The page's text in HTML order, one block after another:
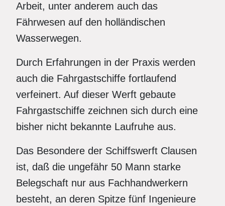
Arbeit, unter anderem auch das
Fährwesen auf den holländischen
Wasserwegen.
Durch Erfahrungen in der Praxis werden
auch die Fahrgastschiffe fortlaufend
verfeinert. Auf dieser Werft gebaute
Fahrgastschiffe zeichnen sich durch eine
bisher nicht bekannte Laufruhe aus.
Das Besondere der Schiffswerft Clausen
ist, daß die ungefähr 50 Mann starke
Belegschaft nur aus Fachhandwerkern
besteht, an deren Spitze fünf Ingenieure